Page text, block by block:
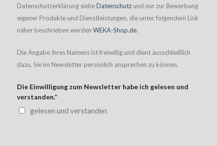
Datenschutzerklärung sieheDatenschutz und nur zur Bewerbung
eigener Produkte und Dienstleistungen, die unter folgendem Link
näher beschrieben werden WEKA-Shop.de.
Die Angabe Ihres Namens ist freiwillig und dient ausschließlich
dazu, Sie im Newsletter persönlich ansprechen zu können.
Die Einwilligung zum Newsletter habe ich gelesen und
verstanden.*
gelesen und verstanden